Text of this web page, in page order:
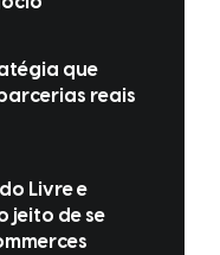
que
reais
Livre e
jeito de se